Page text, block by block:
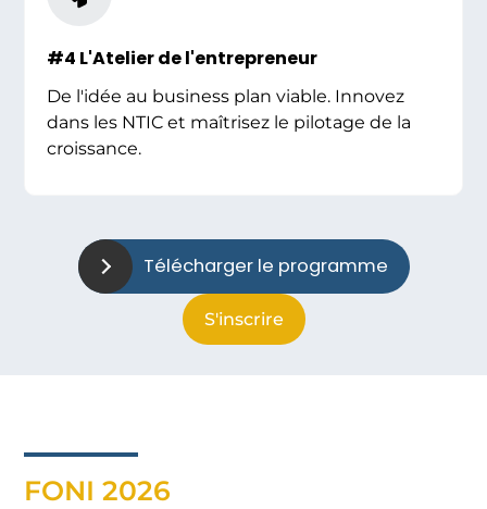
#4 L'Atelier de l'entrepreneur
De l'idée au business plan viable. Innovez
dans les NTIC et maîtrisez le pilotage de la
croissance.
Télécharger le programme
S'inscrire
FONI 2026